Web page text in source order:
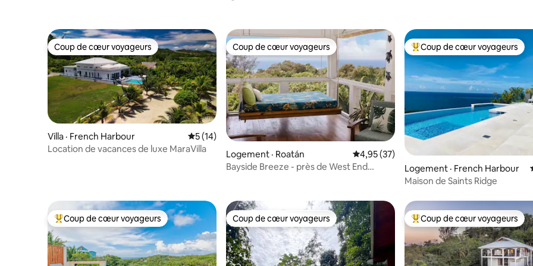
Coup de cœur voyageurs
Coup de cœur voyageurs
Villa · French Harbour Note moyenne de 5 sur 5, 14 commentaires
5 (14)
Location de vacances de luxe MaraVilla
Coup de cœur voyageurs
Coup de cœur voyageurs
Logement · Roatán Note moyenne de 4,95 sur 5, 37
4,95 (37)
Bayside Breeze - près de West End
Coup de cœur voyageurs
Coup de cœur voyageurs
Logement · French Harbour
Maison de Saints Ridge
Coup de cœur voyageurs parmi les plus aimés
Coup de cœur voyageurs Coup de cœur voyageurs
Coup de cœur voyageurs Coup de cœur voyageurs
Coup de cœur voyageurs